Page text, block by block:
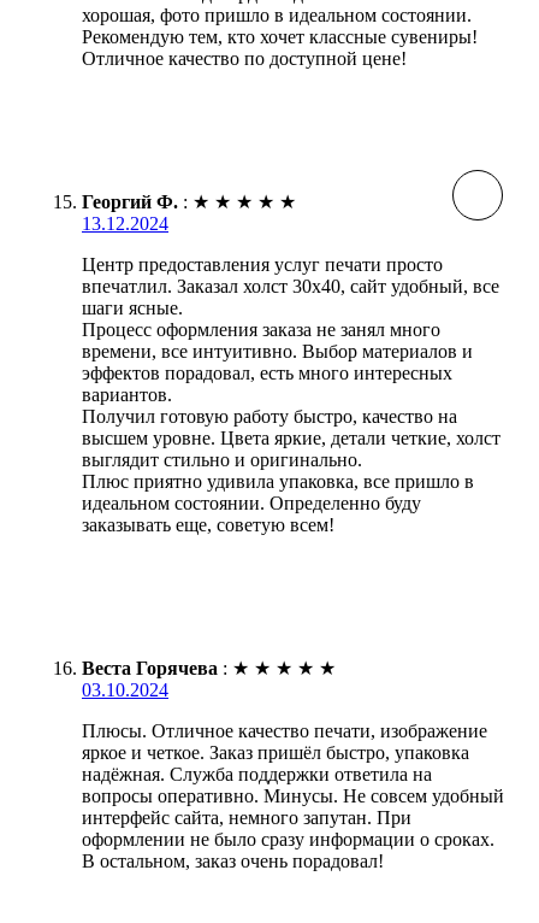
хорошая, фото пришло в идеальном состоянии.
Рекомендую тем, кто хочет классные сувениры!
Отличное качество по доступной цене!
Георгий Ф. : ★ ★ ★ ★ ★
13.12.2024
Центр предоставления услуг печати просто
впечатлил. Заказал холст 30х40, сайт удобный, все
шаги ясные.
Процесс оформления заказа не занял много
времени, все интуитивно. Выбор материалов и
эффектов порадовал, есть много интересных
вариантов.
Получил готовую работу быстро, качество на
высшем уровне. Цвета яркие, детали четкие, холст
выглядит стильно и оригинально.
Плюс приятно удивила упаковка, все пришло в
идеальном состоянии. Определенно буду
заказывать еще, советую всем!
Веста Горячева : ★ ★ ★ ★ ★
03.10.2024
Плюсы. Отличное качество печати, изображение
яркое и четкое. Заказ пришёл быстро, упаковка
надёжная. Служба поддержки ответила на
вопросы оперативно. Минусы. Не совсем удобный
интерфейс сайта, немного запутан. При
оформлении не было сразу информации о сроках.
В остальном, заказ очень порадовал!